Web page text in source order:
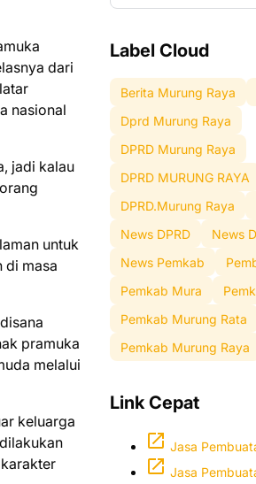
dari
nasional
jadi kalau
untuk
di masa
pramuka
melalui
keluarga
Label Cloud
Berita Murung Raya
Dprd Murung Raya
DPRD Murung Raya
DPRD MURUNG RAYA
DPRD.Murung Raya
News DPRD
News
News Pemkab
Pemkab Mura
Pemkab Murung Rata
Pemkab Murung Raya
Link Cepat
Jasa
Jasa